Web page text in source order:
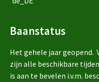
Baanstatus
Het gehele jaar geopend.
zijn alle beschikbare
is aan te bevelen i.v.m.